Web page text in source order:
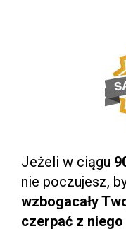
Jeżeli w ciągu
nie poczujesz,
wzbogacały
czerpać z